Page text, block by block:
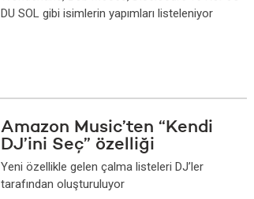
DU SOL gibi isimlerin yapımları listeleniyor
Amazon Music’ten “Kendi
DJ’ini Seç” özelliği
Yeni özellikle gelen çalma listeleri DJ’ler
tarafından oluşturuluyor